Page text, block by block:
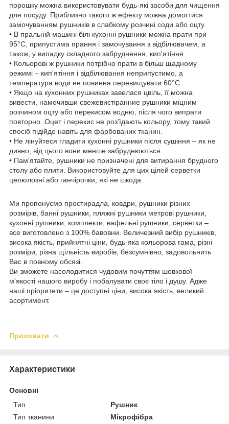
порошку можна використовувати будь-які засоби для чищення
для посуду. Приблизно такого ж ефекту можна домогтися
замочуванням рушників в слабкому розчині соди або оцту.
• В пральній машині білі кухонні рушники можна прати при
95°С, припустима прання і замочування з відбілювачем, а
також, у випадку складного забруднення, кип'ятіння.
• Кольорові ж рушники потрібно прати в більш щадному
режимі – кип'ятіння і відбілювання неприпустимо, а
температура води не повинна перевищувати 60°С.
• Якщо на кухонних рушниках завелася цвіль, її можна
вивести, намочивши свежевистіранние рушники міцним
розчином оцту або перекисом водню, після чого випрати
повторно. Оцет і перекис не роз'їдають кольору, тому такий
спосіб підійде навіть для фарбованих тканин.
• Не лінуйтеся гладити кухонні рушники після сушіння – як не
дивно, від цього вони менше забруднюються.
• Пам'ятайте, рушники не призначені для витирання брудного
столу або плити. Використовуйте для цих цілей серветки
целюлозні або ганчірочки, які не шкода.
Ми пропонуємо простирадла, ковдри, рушники різних
розмірів, банні рушники, пляжні рушники метрові рушники,
кухонні рушники, комплекти, вафельні рушники, серветки –
все виготовлено з 100% бавовни. Величезний вибір рушників,
висока якість, прийнятні ціни, будь-яка кольорова гама, різні
розміри, різна щільність виробів, безсумнівно, задовольнить
Вас в повному обсязі.
Ви зможете насолодитися чудовим почуттям шовкової
м'якості нашого виробу і побалувати своє тіло і душу. Адже
наші пріоритети – це доступні ціни, висока якість, великий
асортимент.
Приховати
Характеристики
Основні
Тип
Рушник
Тип тканини
Мікрофібра